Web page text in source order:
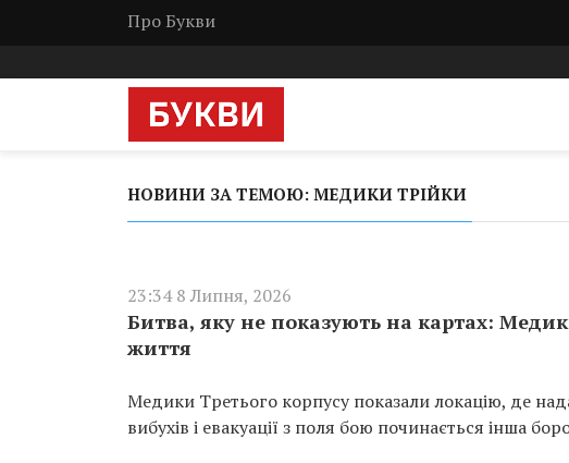
Про Букви
НОВИНИ ЗА ТЕМОЮ: МЕДИКИ ТРІЙКИ
23:34 8 Липня, 2026
Битва, яку не показують на картах:
життя
Медики Третього корпусу показали локацію, де
вибухів і евакуації з поля бою починається інша